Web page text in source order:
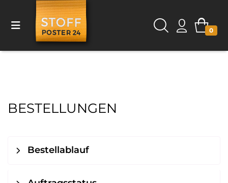
0
BESTELLUNGEN
Bestellablauf